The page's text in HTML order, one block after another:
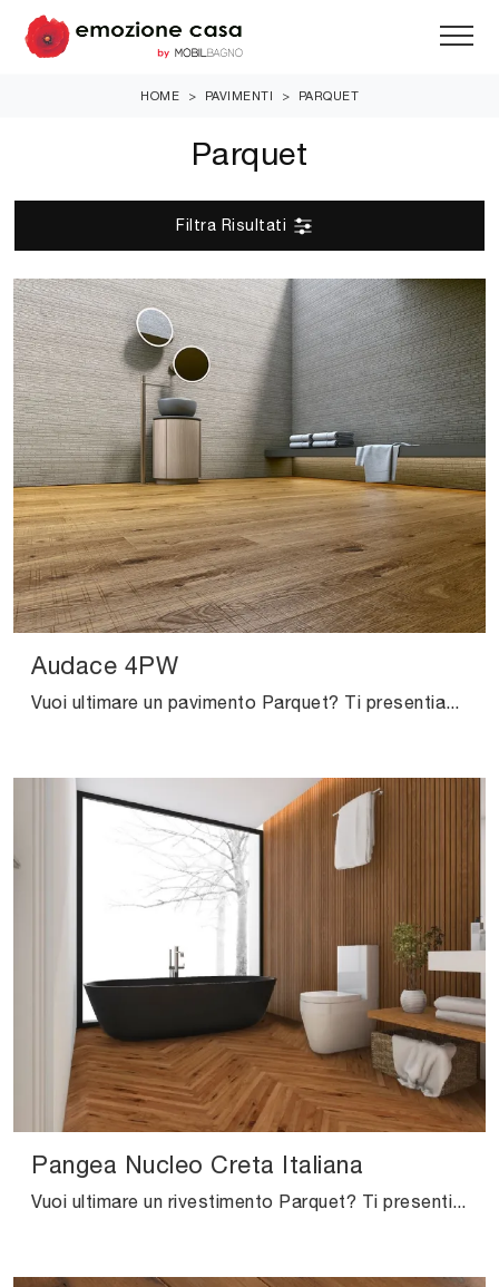
HOME > PAVIMENTI > PARQUET
Parquet
Filtra Risultati
Audace 4PW
Vuoi ultimare un pavimento Parquet? Ti presentiamo le soluzioni Audace 4PW del brand Salis: ottieni informazioni!
Pangea Nucleo Creta Italiana
Vuoi ultimare un rivestimento Parquet? Ti presentiamo le soluzioni Pangea Nucleo Creta Italiana dell'azienda Salis: scopri di più!